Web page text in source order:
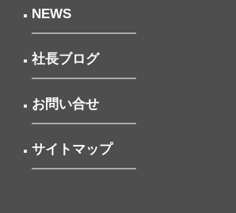
NEWS
社長ブログ
お問い合せ
サイトマップ